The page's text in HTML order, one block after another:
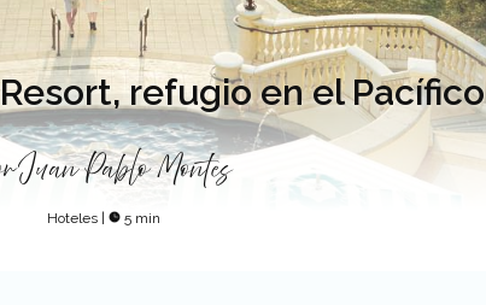
refugio en el Pacífico
Juan Pablo Montes
Hoteles 5 min